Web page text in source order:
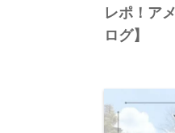
レポ！ア
ログ】